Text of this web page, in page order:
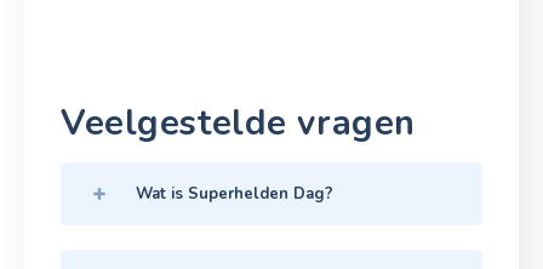
Veelgestelde vragen
Wat is Superhelden Dag?